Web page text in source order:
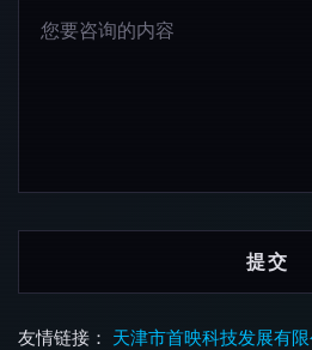
友情链接： 天津市首映科技发展有